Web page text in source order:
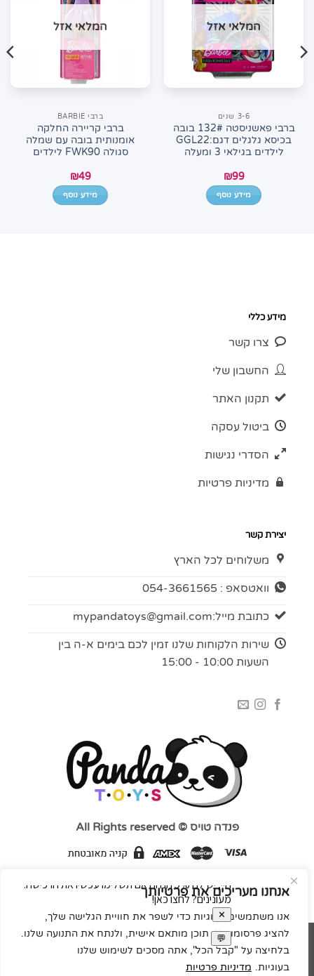
אנחנו מעריכים את פרטיותך
אנו משתמשים בעוגיות כדי לשפר את חוויית הגלישה שלך,
להציג פרסומות או תוכן מותאם אישית, ולנתח את התנועה שלנו.
בלחיצה על "קבל הכל", אתה מסכים לשימוש שלנו
בעוגיות. מדיניות פרטיות
המלאי אזל
3-6 שנים
ברבי פאשניסטה 132# בובה
בכיסא גלגלים דגם:GGL22
לילדים בגילאי 3 ומעלה
₪99
מידע נוסף
המלאי אזל
ברבי BARBIE
ברבי קריירה החלקה
אומנותית בובה עם שמלה
סגולה FWK90 לילדים
₪49
מידע נוסף
מידע כללי
צרו קשר
החשבון שלי
תקנון האתר
ביטול עסקה
הסדרי נגישות
מדיניות פרטיות
יצירת קשר
משלוחים לכל הארץ
וואטסאפ : 054-3661565
כתובת מייל:mypandatoys@gmail.com
שירות הלקוחות שלנו זמין לכם בימים א-ה בין
השעות 10:00 - 15:00
פנדה טויס © All Rights reserved
Visa
MasterCard
Copyright 2026 ©Code&concept בנייה ועיצוב אתרים